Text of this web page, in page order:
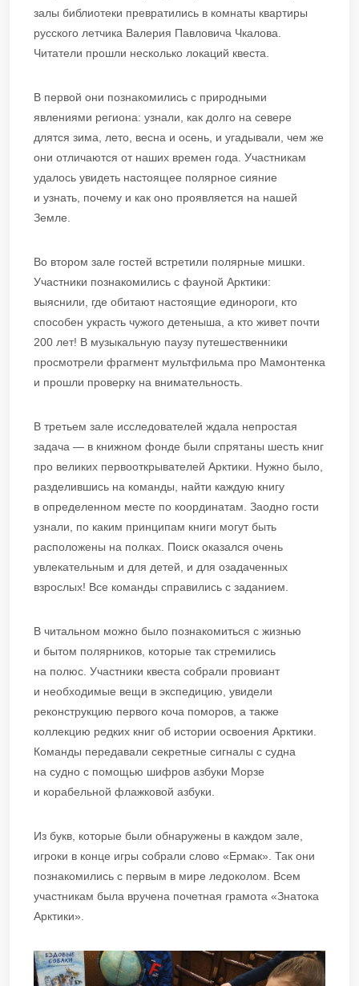
залы библиотеки превратились в комнаты квартиры
русского летчика Валерия Павловича Чкалова.
Читатели прошли несколько локаций квеста.
В первой они познакомились с природными
явлениями региона: узнали, как долго на севере
длятся зима, лето, весна и осень, и угадывали, чем же
они отличаются от наших времен года. Участникам
удалось увидеть настоящее полярное сияние
и узнать, почему и как оно проявляется на нашей
Земле.
Во втором зале гостей встретили полярные мишки.
Участники познакомились с фауной Арктики:
выяснили, где обитают настоящие единороги, кто
способен украсть чужого детеныша, а кто живет почти
200 лет! В музыкальную паузу путешественники
просмотрели фрагмент мультфильма про Мамонтенка
и прошли проверку на внимательность.
В третьем зале исследователей ждала непростая
задача — в книжном фонде были спрятаны шесть книг
про великих первооткрывателей Арктики. Нужно было,
разделившись на команды, найти каждую книгу
в определенном месте по координатам. Заодно гости
узнали, по каким принципам книги могут быть
расположены на полках. Поиск оказался очень
увлекательным и для детей, и для озадаченных
взрослых! Все команды справились с заданием.
В читальном можно было познакомиться с жизнью
и бытом полярников, которые так стремились
на полюс. Участники квеста собрали провиант
и необходимые вещи в экспедицию, увидели
реконструкцию первого коча поморов, а также
коллекцию редких книг об истории освоения Арктики.
Команды передавали секретные сигналы с судна
на судно с помощью шифров азбуки Морзе
и корабельной флажковой азбуки.
Из букв, которые были обнаружены в каждом зале,
игроки в конце игры собрали слово «Ермак». Так они
познакомились с первым в мире ледоколом. Всем
участникам была вручена почетная грамота «Знатока
Арктики».